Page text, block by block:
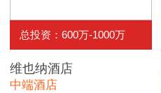
总投资：600万-1000万
维也纳酒店
中端酒店